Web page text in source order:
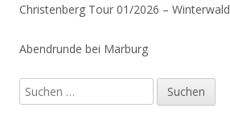
Christenberg Tour 01/2026 – Winterwald
Abendrunde bei Marburg
Suchen
nach: